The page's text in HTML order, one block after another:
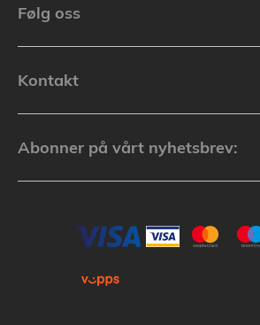
Følg oss
Kontakt
Abonner på vårt nyhetsbrev: